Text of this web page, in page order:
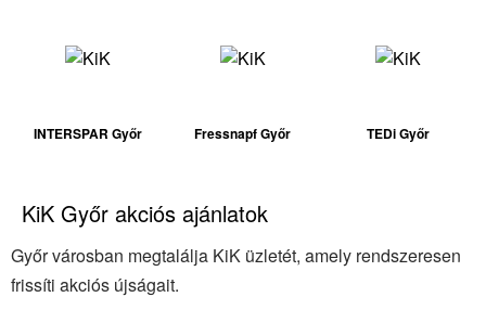
INTERSPAR Győr Fressnapf Győr TEDi Győr
KiK Győr akciós ajánlatok
Győr városban megtalálja KiK üzletét, amely rendszeresen
frissíti akciós újságait.